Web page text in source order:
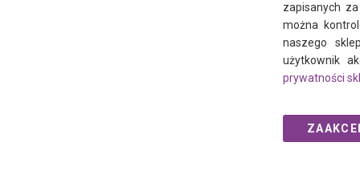
zapisanych
można
naszego
użytkownik
prywatności